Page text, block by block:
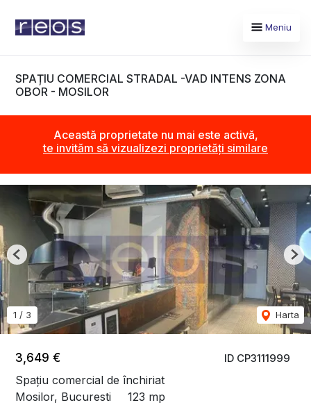
Meniu
SPAȚIU COMERCIAL STRADAL -VAD INTENS ZONA
OBOR - MOSILOR
Această proprietate nu mai este activă,
te invităm să vizualizezi proprietăți similare
ID CP3111999
3,649 €
Spațiu comercial de închiriat
Mosilor, Bucuresti
123 mp
1 / 3 Harta
Previous